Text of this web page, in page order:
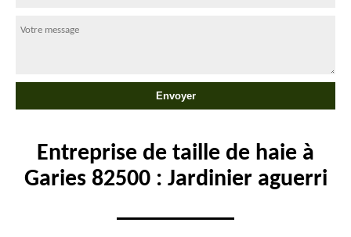
Entreprise de taille de haie à
Garies 82500 : Jardinier aguerri